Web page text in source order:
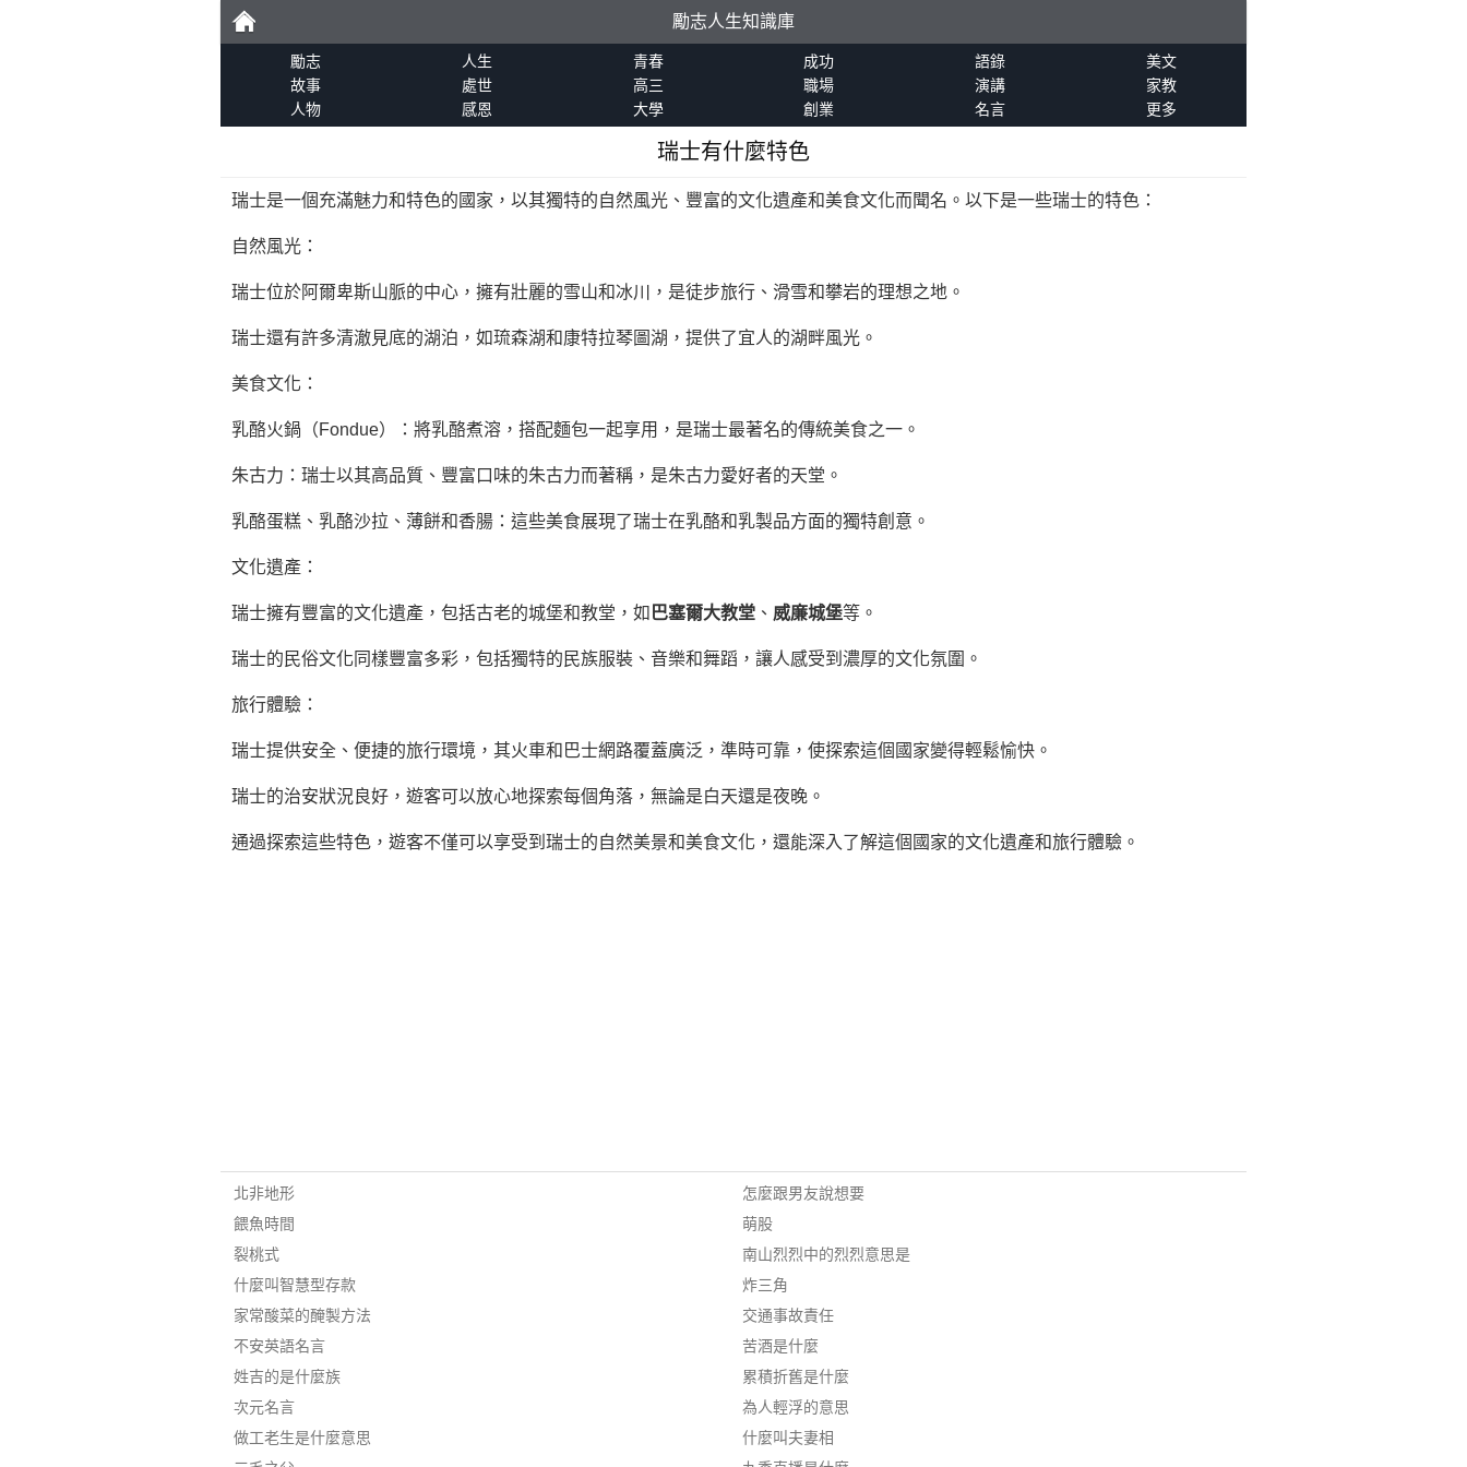
勵
勵志人生知識庫
勵志 人生 青春 成功 語錄
美文
故事
處世 高三 職場 演講
家教
人物
感恩 大學 創業 名言 更多
瑞士有什麼特色
瑞士是一個充滿魅力和特色的國家，以其獨特的自然風光、豐富的文化遺產和美食文化而聞名。以下是一些瑞士的特色：
自然風光：
瑞士位於阿爾卑斯山脈的中心，擁有壯麗的雪山和冰川，是徒步旅行、滑雪和攀岩的理想之地。
瑞士還有許多清澈見底的湖泊，如琉森湖和康特拉琴圖湖，提供了宜人的湖畔風光。
美食文化：
乳酪火鍋（Fondue）：將乳酪煮溶，搭配麵包一起享用，是瑞士最著名的傳統美食之一。
朱古力：瑞士以其高品質、豐富口味的朱古力而著稱，是朱古力愛好者的天堂。
乳酪蛋糕、乳酪沙拉、薄餅和香腸：這些美食展現了瑞士在乳酪和乳製品方面的獨特創意。
文化遺產：
瑞士擁有豐富的文化遺產，包括古老的城堡和教堂，如 巴塞爾大教堂、 威廉城堡等。
瑞士的民俗文化同樣豐富多彩，包括獨特的民族服裝、音樂和舞蹈，讓人感受到濃厚的文化氛圍。
旅行體驗：
瑞士提供安全、便捷的旅行環境，其火車和巴士網路覆蓋廣泛，準時可靠，使探索這個國家變得輕鬆愉快。
瑞士的治安狀況良好，遊客可以放心地探索每個角落，無論是白天還是夜晚。
通過探索這些特色，遊客不僅可以享受到瑞士的自然美景和美食文化，還能深入了解這個國家的文化遺產和旅行體驗。
北非地形
餵魚時間
裂桃式
什麼叫智慧型存款
家常酸菜的醃製方法
不安英語名言
姓吉的是什麼族
次元名言
做工老生是什麼意思
怎麼跟男友說想要
萌股
南山烈烈中的烈烈意思是
炸三角
交通事故責任
苦酒是什麼
累積折舊是什麼
為人輕浮的意思
什麼叫夫妻相